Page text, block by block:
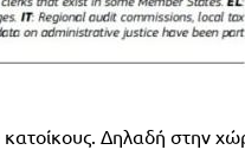
κατοίκους. Δηλαδή στην